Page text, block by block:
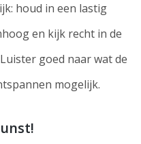
houd in een lastig
en kijk recht in de
goed naar wat de
mogelijk.